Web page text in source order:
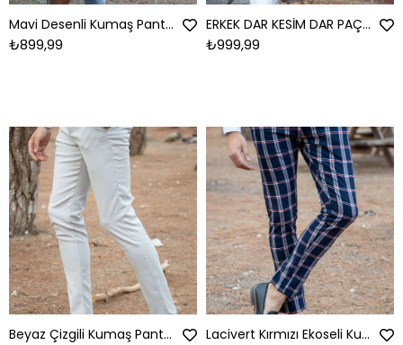
Mavi Desenli Kumaş Pantolon
₺899,99
ERKEK DAR KESİM DAR PAÇA ERKEK JEAN KAHVE JEAN KAHVE
₺999,99
Beyaz Çizgili Kumaş Pantolon Lacivert Kırmızı Ekoseli Kumaş Pantolon